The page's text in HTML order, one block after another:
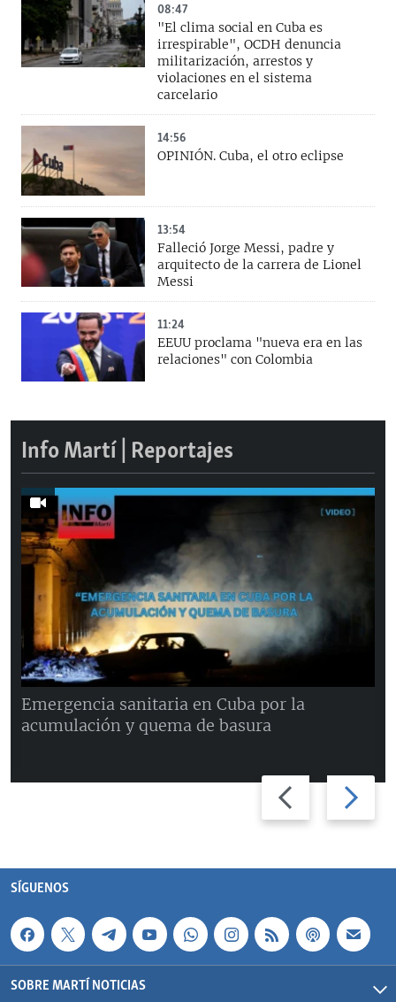
08:47
"El clima social en Cuba es
irrespirable", OCDH denuncia
militarización, arrestos y
violaciones en el sistema
carcelario
14:56
OPINIÓN. Cuba, el otro eclipse
13:54
Falleció Jorge Messi, padre y
arquitecto de la carrera de Lionel
Messi
11:24
EEUU proclama "nueva era en las
relaciones" con Colombia
Info Martí | Reportajes
Previous
slide
Next
slide
Emergencia sanitaria en Cuba por la
acumulación y quema de basura
SÍGUENOS
SOBRE MARTÍ NOTICIAS